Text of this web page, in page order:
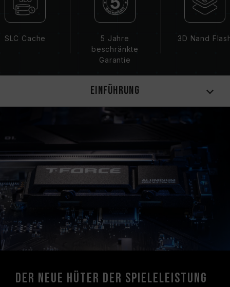
I751753)
SLC Cache
5 Jahre
beschränkte
Garantie
3D Nand
Einführung
Der neue Hüter der Spieleleistung